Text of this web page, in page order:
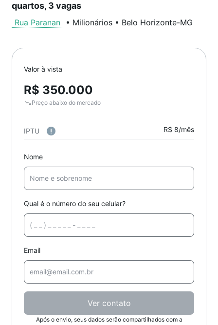
quartos, 3 vagas
Rua Paranan • Milionários • Belo Horizonte-MG
Valor à vista
R$ 350.000
Preço abaixo do mercado
IPTU R$ 8/mês
Nome
Qual é o número do seu celular?
Email
Ver contato
Após o envio, seus dados serão compartilhados com a